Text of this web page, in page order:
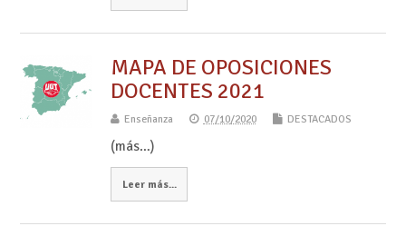
MAPA DE OPOSICIONES
DOCENTES 2021
Enseñanza 07/10/2020 DESTACADOS
(más…)
Leer más...